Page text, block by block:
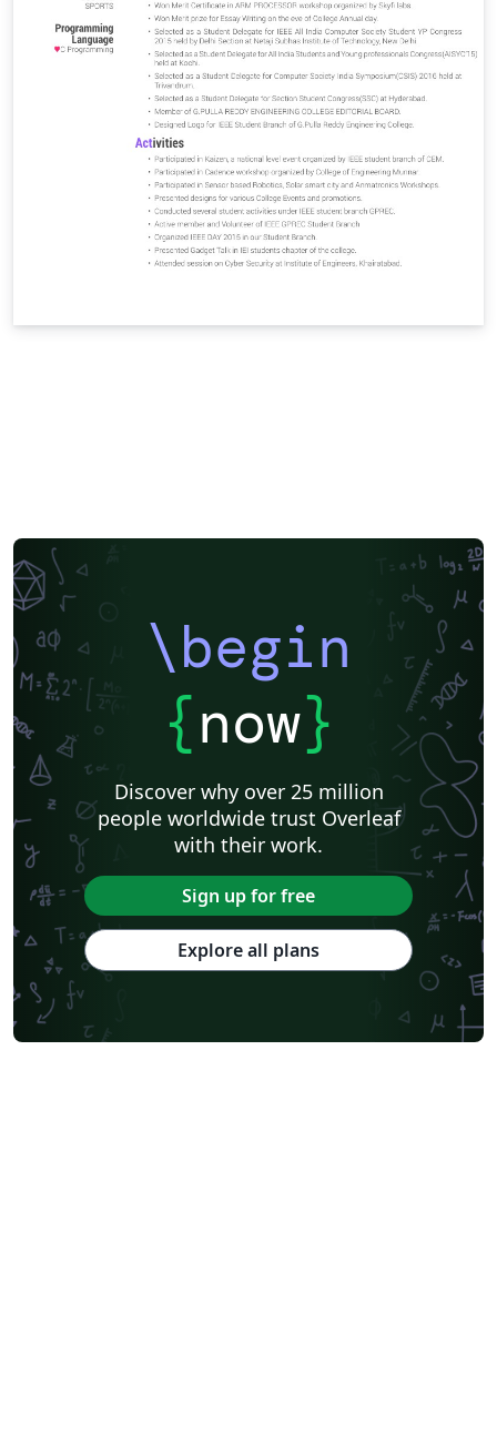
\begin
{now}
Discover why over 25 million
people worldwide trust Overleaf
with their work.
Sign up for free
Explore all plans